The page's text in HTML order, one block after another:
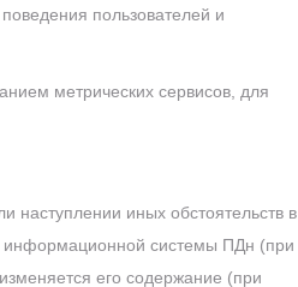
пользователей и
метрических сервисов, для
наступлении иных обстоятельств в
информационной системы ПДн (при
его содержание (при